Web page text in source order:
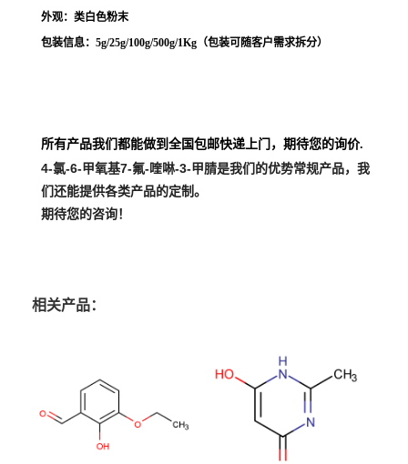
外观：类白色粉末
包装信息：5g/25g/100g/500g/1Kg（包装可随客户需求拆分）
所有产品我们都能做到全国包邮快递上门，期待您的询价.
4-氯-6-甲氧基7-氟-喹啉-3-甲腈是我们的优势常规产品，我
们还能提供各类产品的定制。
期待您的咨询！
相关产品：